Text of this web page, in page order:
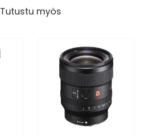
Tutustu myös